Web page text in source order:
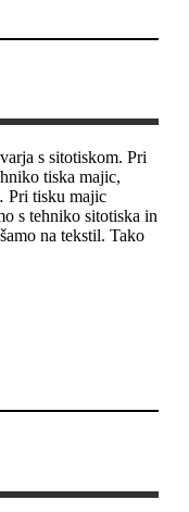
s sitotiskom. Pri
tiska majic,
Pri tisku majic
s tehniko sitotiska in
na tekstil. Tako